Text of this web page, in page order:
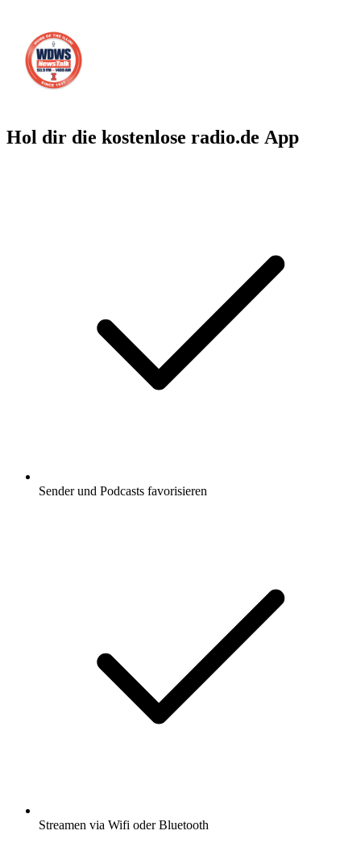
Hol dir die kostenlose radio.de App
Sender und Podcasts favorisieren
Streamen via Wifi oder Bluetooth